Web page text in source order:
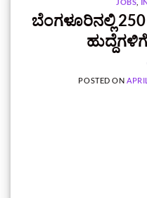
ಬೆಂಗಳೂರಿನಲ್ಲಿ 250
POSTED ON